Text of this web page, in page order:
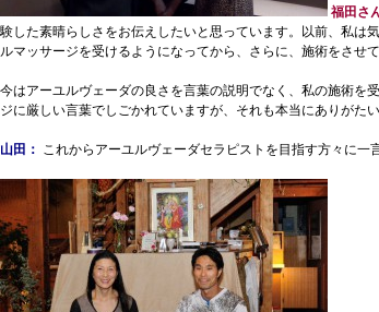
福田さ
験した素晴らしさをお伝えしたいと思っています。以前、私は
ルマッサージを受けるようになってから、さらに、施術をさせ
今はアーユルヴェーダの良さを言葉の説明でなく、私の施術を
ジに厳しい言葉でしごかれていますが、それも本当にありがたい
山田： これからアーユルヴェーダセラピストを目指す方々に一